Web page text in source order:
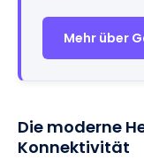
Mehr über
Die moderne
Konnektivität